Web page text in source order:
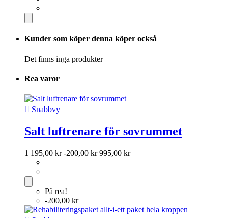
Kunder som köper denna köper också
Det finns inga produkter
Rea varor
 Snabbvy
Salt luftrenare för sovrummet
1 195,00 kr -200,00 kr 995,00 kr
På rea!
-200,00 kr